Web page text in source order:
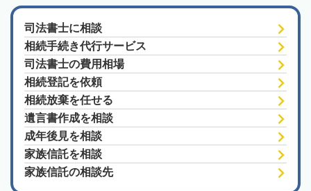
司法書士に相談
相続手続き代行サービス
司法書士の費用相場
相続登記を依頼
相続放棄を任せる
遺言書作成を相談
成年後見を相談
家族信託を相談
家族信託の相談先